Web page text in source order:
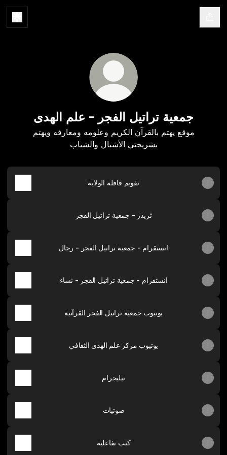
جمعية تراتيل الفجر - علم الهدى
موقع يهتم بالقرآن الكريم وعلومه ومعارفه ويهتم
بشريحتي الأشبال والشباب
تقويم قافلة الولاية
ثريدز - جمعية تراتيل الفجر
انستقرام - جمعية تراتيل الفجر - رجال
انستقرام - جمعية تراتيل الفجر - نساء
يوتيوب جمعية تراتيل الفجر القرآنية
يوتيوب مركز علم الهدى الثقافي
تيليجرام
صوتيات
كتب تفاعلية